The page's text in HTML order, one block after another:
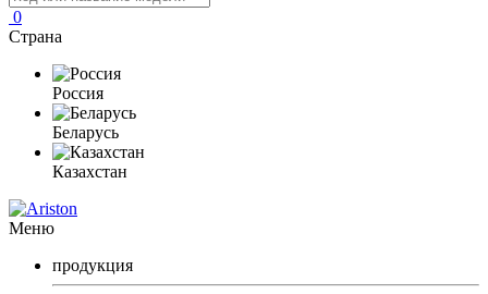
0
Страна
Россия
Беларусь
Казахстан
Меню
продукция